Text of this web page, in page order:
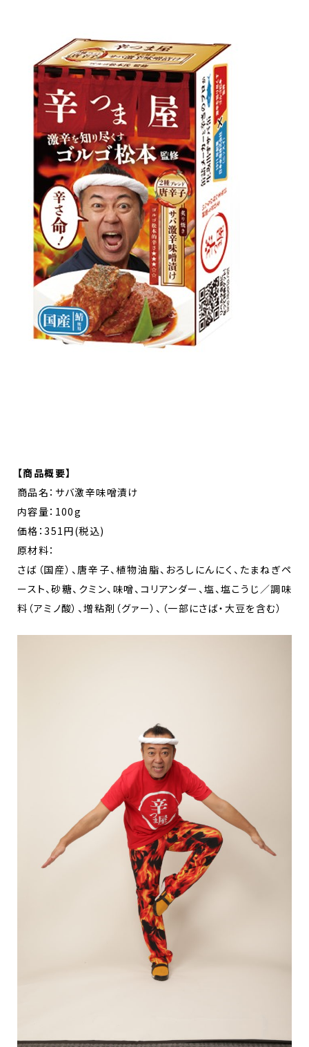
【商品概要】
商品名：サバ激辛味噌漬け
内容量：100g
価格：351円(税込)
原材料：
さば（国産）、唐辛子、植物油脂、おろしにんにく、たまねぎペ
ースト、砂糖、クミン、味噌、コリアンダー、塩、塩こうじ／調味
料（アミノ酸）、増粘剤（グァー）、（一部にさば・大豆を含む）